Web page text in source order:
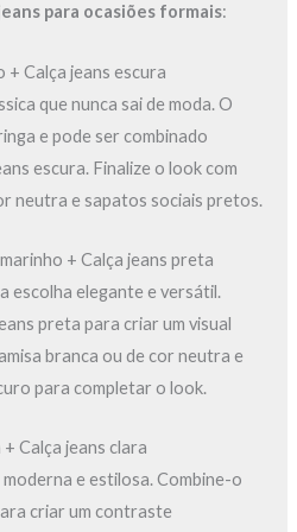
para ocasiões formais:
Calça jeans escura
que nunca sai de moda. O
e pode ser combinado
escura. Finalize o look com
neutra e sapatos sociais pretos.
+ Calça jeans preta
escolha elegante e versátil.
preta para criar um visual
branca ou de cor neutra e
para completar o look.
Calça jeans clara
e estilosa. Combine-o
criar um contraste